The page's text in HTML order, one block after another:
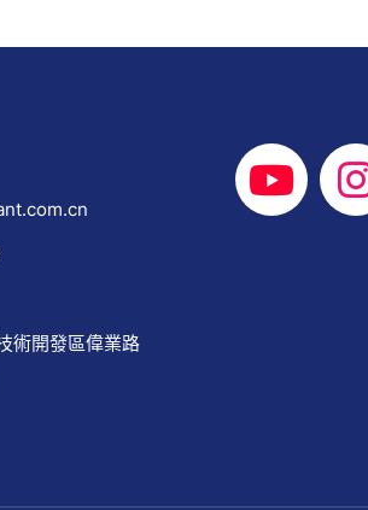
術開發區偉業路